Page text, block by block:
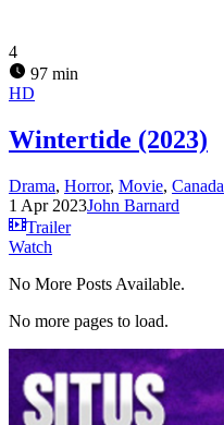
4
97 min
HD
Wintertide (2023)
Drama, Horror, Movie, Canada
1 Apr 2023John Barnard
Trailer
Watch
No More Posts Available.
No more pages to load.